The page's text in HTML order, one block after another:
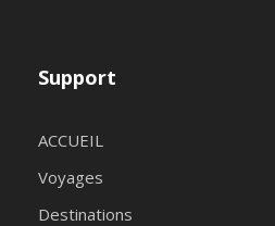
Support
ACCUEIL
Voyages
Destinations